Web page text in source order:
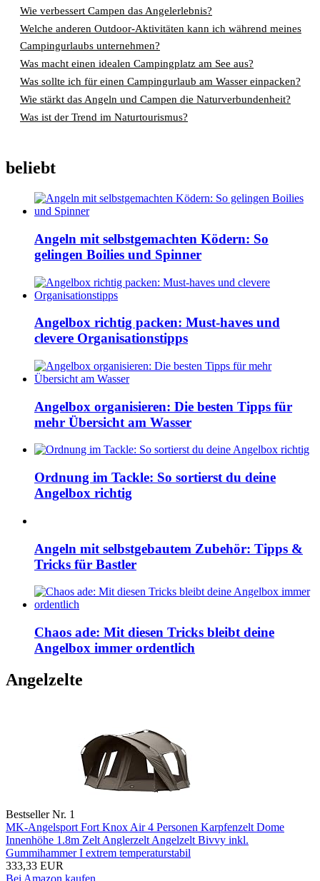
Wie verbessert Campen das Angelerlebnis?
Welche anderen Outdoor-Aktivitäten kann ich während meines
Campingurlaubs unternehmen?
Was macht einen idealen Campingplatz am See aus?
Was sollte ich für einen Campingurlaub am Wasser einpacken?
Wie stärkt das Angeln und Campen die Naturverbundenheit?
Was ist der Trend im Naturtourismus?
beliebt
Angeln mit selbstgemachten Ködern: So
gelingen Boilies und Spinner
Angelbox richtig packen: Must-haves und
clevere Organisationstipps
Angelbox organisieren: Die besten Tipps für
mehr Übersicht am Wasser
Ordnung im Tackle: So sortierst du deine
Angelbox richtig
Angeln mit selbstgebautem Zubehör: Tipps &
Tricks für Bastler
Chaos ade: Mit diesen Tricks bleibt deine
Angelbox immer ordentlich
Angelzelte
Bestseller Nr. 1
MK-Angelsport Fort Knox Air 4 Personen Karpfenzelt Dome
Innenhöhe 1.8m Zelt Anglerzelt Angelzelt Bivvy inkl.
Gummihammer I extrem temperaturstabil
333,33 EUR
Bei Amazon kaufen